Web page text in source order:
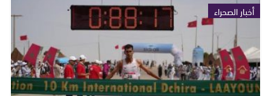
أخبار الصحراء